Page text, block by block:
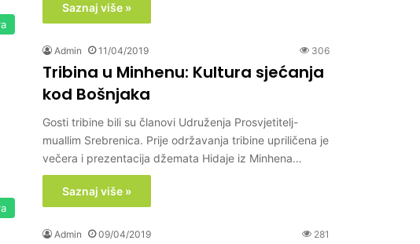
Saznaj više »
Admin 11/04/2019 306
Tribina u Minhenu: Kultura sjećanja
kod Bošnjaka
Gosti tribine bili su članovi Udruženja Prosvjetitelj-
muallim Srebrenica. Prije održavanja tribine upriličena je
večera i prezentacija džemata Hidaje iz Minhena…
Saznaj više »
Admin 09/04/2019 281